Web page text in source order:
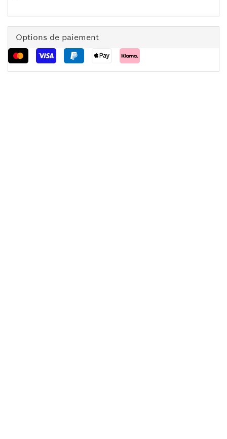
Options de paiement